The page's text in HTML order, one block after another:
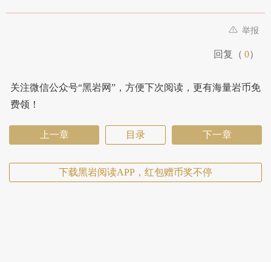
举报
回复（ 0）
关注微信公众号“黑岩网”，方便下次阅读，更有海量岩币免
费领！
上一章 目录 下一章
下载黑岩阅读APP，红包赠币奖不停